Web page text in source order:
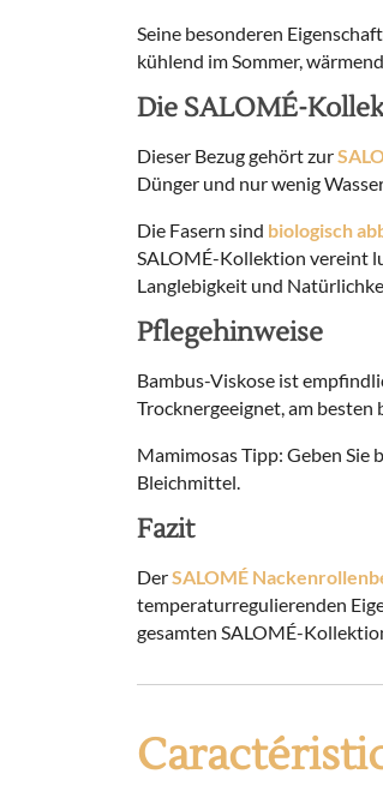
Seine besonderen
kühlend im Sommer,
Die SALOMÉ-
Dieser Bezug gehört zur
Dünger und nur wenig
Die Fasern sind biologisch
SALOMÉ-Kollektion vereint
Langlebigkeit und
Pflegehinweise
Bambus-Viskose ist
Trocknergeeignet, am besten
Mamimosas Tipp: Geben Sie
Bleichmittel.
Fazit
DerSALOMÉ
temperaturregulierenden
gesamten SALOMÉ-